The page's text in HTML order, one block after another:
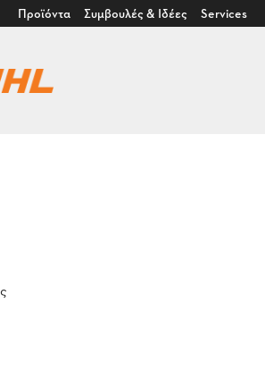
Προϊόντα Συμβουλές & Ιδέες Services